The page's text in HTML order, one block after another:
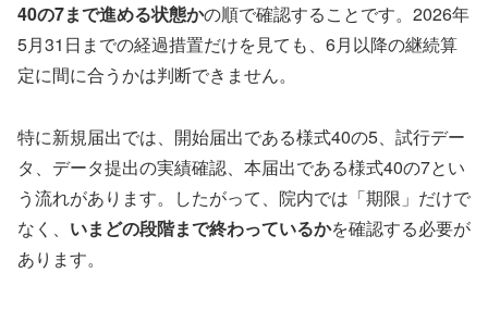
40の7まで進める状態かの順で確認することです。2026年
5月31日までの経過措置だけを見ても、6月以降の継続算
定に間に合うかは判断できません。
特に新規届出では、開始届出である様式40の5、試行デー
タ、データ提出の実績確認、本届出である様式40の7とい
う流れがあります。したがって、院内では「期限」だけで
なく、 いまどの段階まで終わっているかを確認する必要が
あります。